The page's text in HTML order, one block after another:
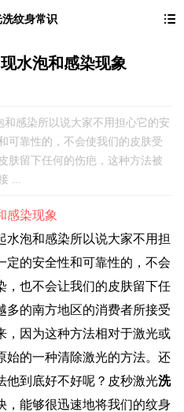
洗纹身常识
水泡和感染现象
感染所以说大家不用担心它的安
可靠性的，不会使我们的皮肤受
肤留下任何的伤疤，这种方法被
...
感染现象
水泡和感染所以说大家不用担
定的安全性和可靠性的，不会
，也不会让我们的皮肤留下任
多的南方地区的消费者所接受
，因为这种方法相对于激光或
始的一种清除激光的方法。还
他到底好不好呢？皮秒激光洗
，能够很迅速地将我们的纹身